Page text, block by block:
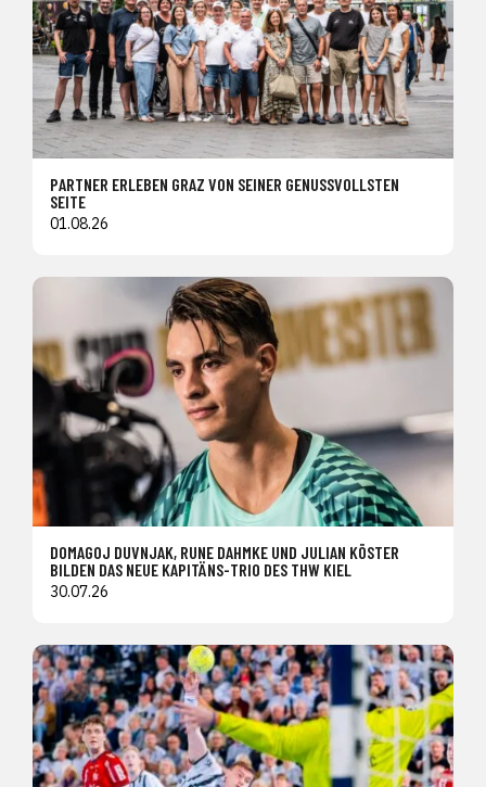
PARTNER ERLEBEN GRAZ VON SEINER GENUSSVOLLSTEN
SEITE
01.08.26
DOMAGOJ DUVNJAK, RUNE DAHMKE UND JULIAN KÖSTER
BILDEN DAS NEUE KAPITÄNS-TRIO DES THW KIEL
30.07.26